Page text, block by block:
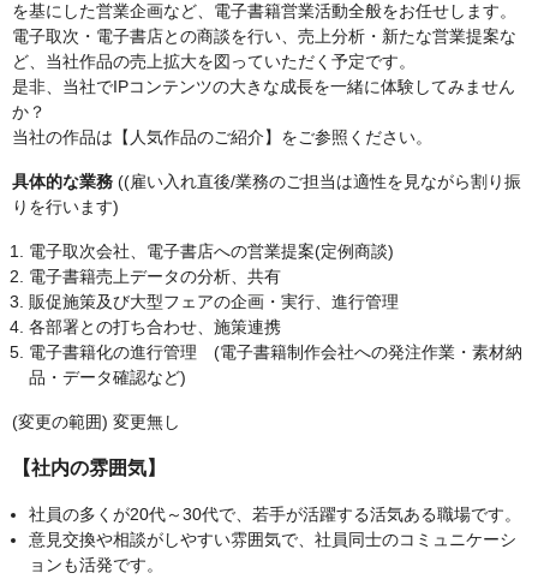
を基にした営業企画など、電子書籍営業活動全般をお任せします。
電子取次・電子書店との商談を行い、売上分析・新たな営業提案な
ど、当社作品の売上拡大を図っていただく予定です。
是非、当社でIPコンテンツの大きな成長を一緒に体験してみません
か？
当社の作品は【人気作品のご紹介】をご参照ください。
具体的な業務 ((雇い入れ直後/業務のご担当は適性を見ながら割り振
りを行います)
電子取次会社、電子書店への営業提案(定例商談)
電子書籍売上データの分析、共有
販促施策及び大型フェアの企画・実行、進行管理
各部署との打ち合わせ、施策連携
電子書籍化の進行管理 (電子書籍制作会社への発注作業・素材納
品・データ確認など)
(変更の範囲) 変更無し
【社内の雰囲気】
社員の多くが20代～30代で、若手が活躍する活気ある職場です。
意見交換や相談がしやすい雰囲気で、社員同士のコミュニケーシ
ョンも活発です。